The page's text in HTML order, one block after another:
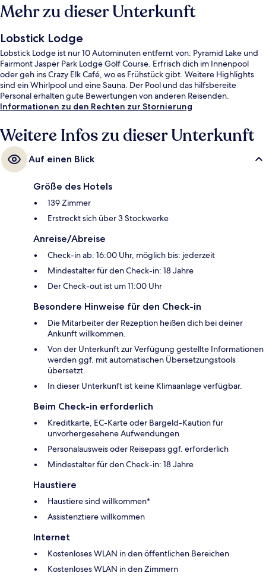
Mehr zu dieser Unterkunft
Lobstick Lodge
Lobstick Lodge ist nur 10 Autominuten entfernt von: Pyramid Lake und
Fairmont Jasper Park Lodge Golf Course. Erfrisch dich im Innenpool
oder geh ins Crazy Elk Café, wo es Frühstück gibt. Weitere Highlights
sind ein Whirlpool und eine Sauna. Der Pool und das hilfsbereite
Personal erhalten gute Bewertungen von anderen Reisenden.
Informationen zu den Rechten zur Stornierung
Weitere Infos zu dieser Unterkunft
Auf einen Blick
Größe des Hotels
139 Zimmer
Erstreckt sich über 3 Stockwerke
Anreise/Abreise
Check-in ab: 16:00 Uhr, möglich bis: jederzeit
Mindestalter für den Check-in: 18 Jahre
Der Check-out ist um 11:00 Uhr
Besondere Hinweise für den Check-in
Die Mitarbeiter der Rezeption heißen dich bei deiner
Ankunft willkommen.
Von der Unterkunft zur Verfügung gestellte Informationen
werden ggf. mit automatischen Übersetzungstools
übersetzt.
In dieser Unterkunft ist keine Klimaanlage verfügbar.
Beim Check-in erforderlich
Kreditkarte, EC-Karte oder Bargeld-Kaution für
unvorhergesehene Aufwendungen
Personalausweis oder Reisepass ggf. erforderlich
Mindestalter für den Check-in: 18 Jahre
Haustiere
Haustiere sind willkommen*
Assistenztiere willkommen
Internet
Kostenloses WLAN in den öffentlichen Bereichen
Kostenloses WLAN in den Zimmern